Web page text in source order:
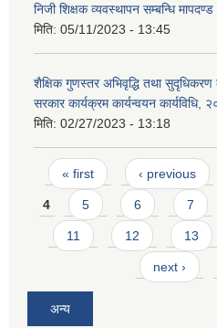
निजी शिक्षक व्यवस्थापन सम्बन्धि
मिति: 05/11/2023 - 13:45
शैक्षिक गुणस्तर अभिवृद्धि तथा
सरकार कार्यक्रम कार्यन्वयन कार्यविधि,
मिति: 02/27/2023 - 13:18
Pages
« first ‹ previous
4 5 6 7
11 12 13
next ›
अन्य